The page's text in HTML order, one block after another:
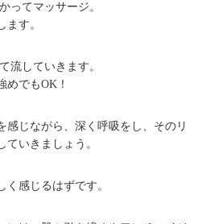
ってマッサージ。
す。
流していきます。
めでもOK！
感じながら、深く呼吸をし、そのリ
ていきましょう。
く感じるはずです。